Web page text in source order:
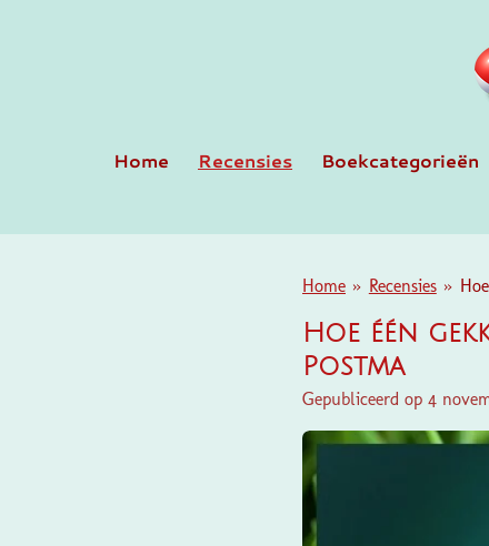
Home Recensies Boekcategorieën
Home » Recensies »
Hoe één
Postma
Gepubliceerd op 4